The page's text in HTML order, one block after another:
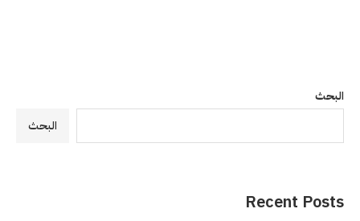
البحث
البحث
Recent Posts